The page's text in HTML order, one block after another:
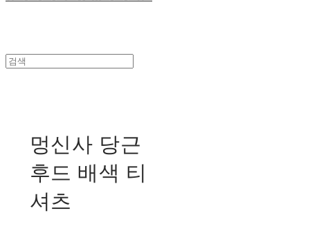
멍신사 당근
후드 배색 티
셔츠